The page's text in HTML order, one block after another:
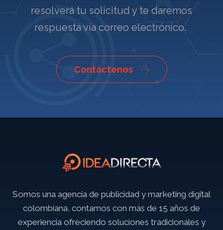
resolverá tu solicitud y te daremos
respuesta vía correo electrónico.
Contáctenos
Somos una agencia de publicidad y marketing digital
colombiana, contamos con más de 15 años de
experiencia ofreciendo soluciones tradicionales y